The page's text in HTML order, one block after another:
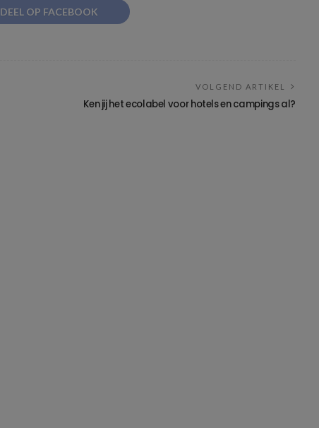
DEEL OP FACEBOOK
VOLGEND ARTIKEL
Ken jij het ecolabel voor hotels en campings al?